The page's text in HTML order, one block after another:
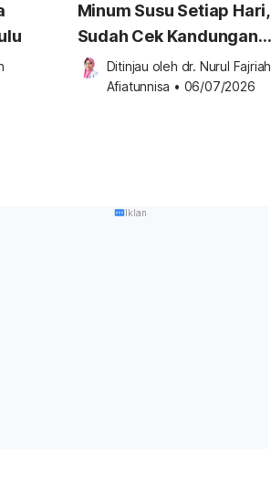
Minum Susu Setiap Hari,
Sudah Cek Kandungan
Nutrisinya Belum?
Ditinjau oleh dr. Nurul Fajriah
Afiatunnisa • 06/07/2026
Iklan